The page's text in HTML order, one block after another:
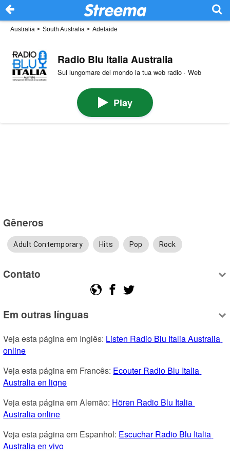
Australia > South Australia > Adelaide
Radio Blu Italia Australia
Sul lungomare del mondo la tua web radio · Web
Play
Gêneros
Adult Contemporary Hits Pop Rock
Contato
Em outras línguas
Veja esta página em Inglês: Listen Radio Blu Italia Australia
online
Veja esta página em Francês: Ecouter Radio Blu Italia
Australia en ligne
Veja esta página em Alemão: Hören Radio Blu Italia
Australia online
Veja esta página em Espanhol: Escuchar Radio Blu Italia
Australia en vivo